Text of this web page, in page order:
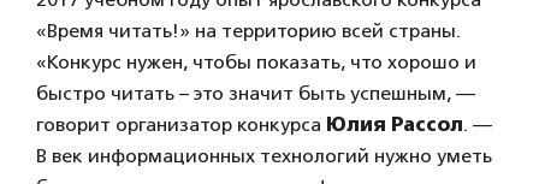
«Время читать!» на территорию всей страны.
«Конкурс нужен, чтобы показать, что хорошо и
быстро читать – это значит быть успешным, —
говорит организатор конкурса Юлия Рассол. —
В век информационных технологий нужно уметь